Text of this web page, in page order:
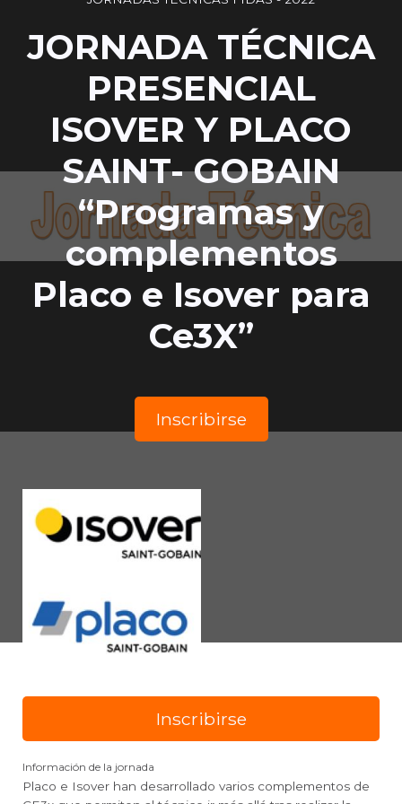
JORNADA TÉCNICA
PRESENCIAL
ISOVER Y PLACO
SAINT- GOBAIN
“Programas y
complementos
Placo e Isover para
Ce3X”
Inscribirse
Inscribirse
Información de la jornada
Placo e Isover han desarrollado varios complementos de